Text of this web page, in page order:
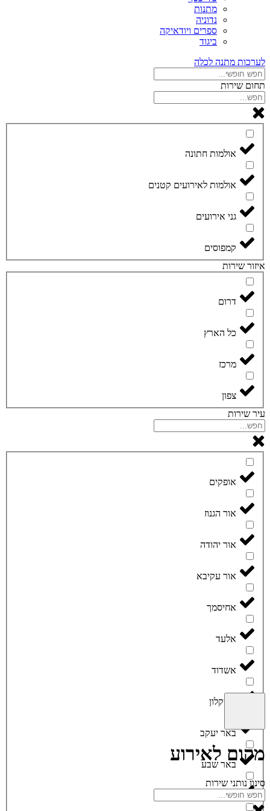
מתנות
נדוניה
ספרים ויודאיקה
ביגוד
לערכות מתנה לכלה
תחום שירות
אולמות חתונה
אולמות לאירועים קטנים
גני אירועים
קמפוסים
איזור שירות
דרום
כל הארץ
מרכז
צפון
עיר שירות
אופקים
אור הגנוז
אור יהודה
אור עקיבא
אחיסמך
אלעד
אשדוד
אשקלון
באר יעקב
באר שבע
בית חלקיה
מקום לאירוע
סינון נותני שירות